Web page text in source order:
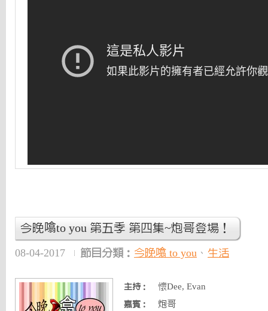
今晚噏to you 第五季 第四集~炮哥登場！
08-04-2017 節目分類： 今晚噏 to you 、 生活
主持： 懷Dee, Evan
嘉賓： 炮哥